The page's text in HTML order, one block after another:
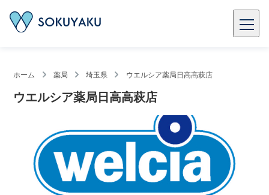
ホーム 薬局 埼玉県 ウエルシア薬局日高高萩店
ウエルシア薬局日高高萩店